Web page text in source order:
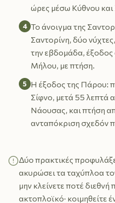
ώρες μέσω Κύθνου και
4 Το άνοιγμα της
Σαντορίνη, δύο
την εβδομάδα,
Μήλου, με πτήση.
5 Η έξοδος της Πάρου:
Σίφνο, μετά 55 λεπτά
Νάουσας, και πτήση
ανταπόκριση σχεδόν
Δύο πρακτικές
ακυρώσει τα ταχύπλοα
μην κλείνετε ποτέ διεθνή
ακτοπλοϊκό· κοιμηθείτε